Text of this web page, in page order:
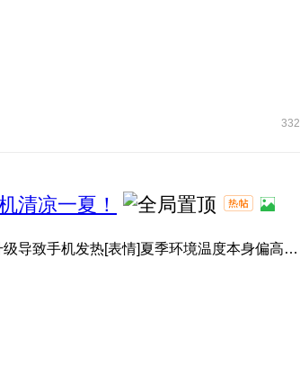
332
清凉一夏！
有小伙伴升级系统后，感觉手机变热了[表情]？其实并非系统升级导致手机发热[表情]夏季环境温度本身偏高[表情]️， ...